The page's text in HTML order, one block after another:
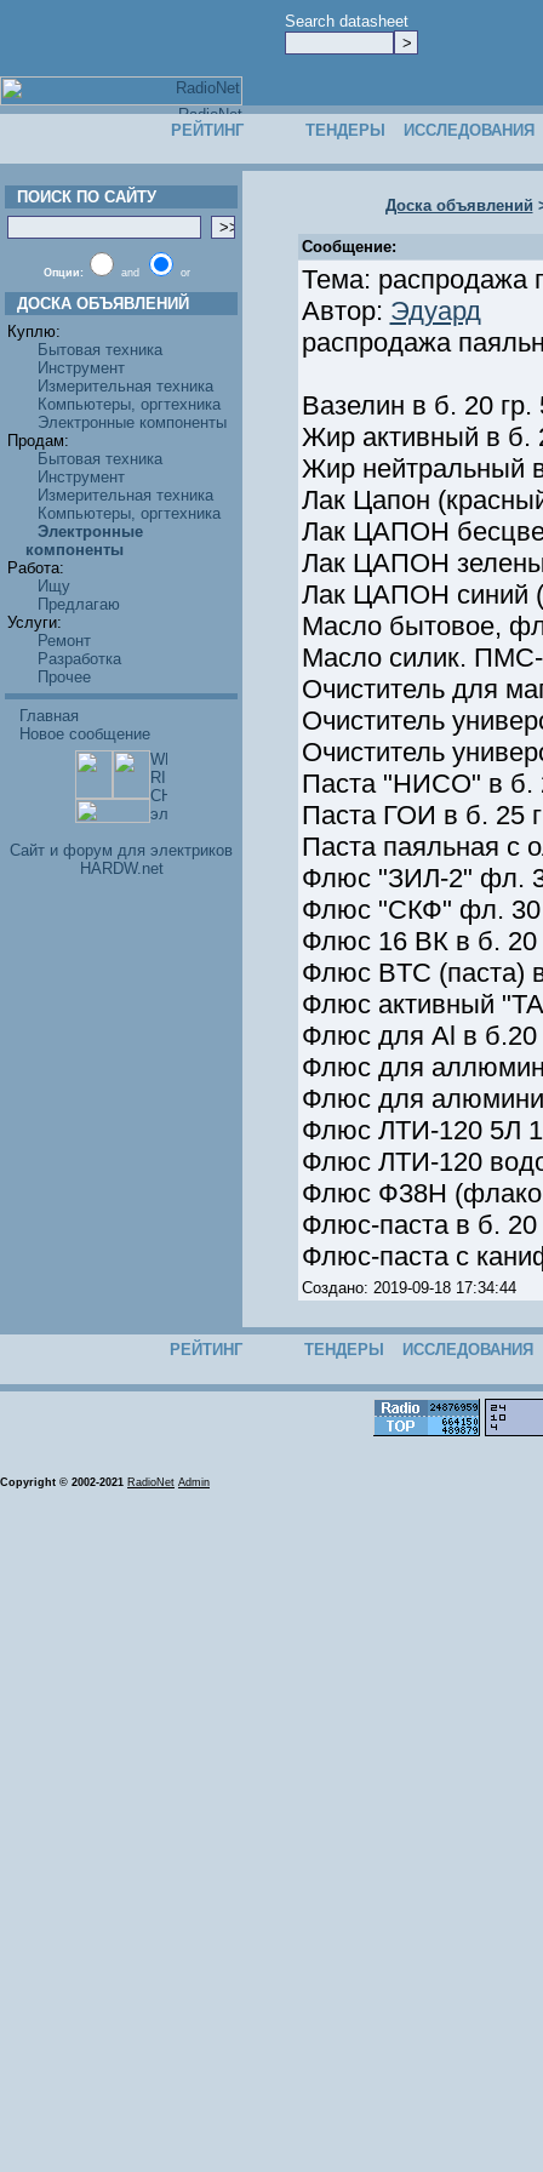
Search datasheet
РЕЙТИНГ ТЕНДЕРЫ ИССЛЕДОВАНИЯ
ПОИСК ПО САЙТУ
Опции: and or
ДОСКА ОБЪЯВЛЕНИЙ
Куплю:
Бытовая техника
Инструмент
Измерительная техника
Компьютеры, оргтехника
Электронные компоненты
Продам:
Бытовая техника
Инструмент
Измерительная техника
Компьютеры, оргтехника
Электронные
компоненты
Работа:
Ищу
Предлагаю
Услуги:
Ремонт
Разработка
Прочее
Главная
Новое сообщение
Cайт и форум для электриков
HARDW.net
Доска объявлений
Сообщение:
Тема: распродажа
Автор: Эдуард
распродажа
Вазелин в б. 20 гр.
Жир активный в б.
Жир нейтральный
Лак Цапон
Лак ЦАПОН
Лак ЦАПОН
Лак ЦАПОН синий
Масло бытовое,
Масло силик.
Очиститель для
Очиститель
Очиститель
Паста "НИСО" в б.
Паста ГОИ в б. 25
Паста паяльная с
Флюс "ЗИЛ-2" фл.
Флюс "СКФ" фл. 30
Флюс 16 ВК в б. 20
Флюс BTC (паста)
Флюс активный
Флюс для Al в б.20
Флюс для
Флюс для
Флюс ЛТИ-120 5Л
Флюс ЛТИ-120
Флюс Ф38Н
Флюс-паста в б. 20
Флюс-паста с
Создано: 2019-09-18 17:34:44
РЕЙТИНГ ТЕНДЕРЫ ИССЛЕДОВАНИЯ
Copyright © 2002-2021 RadioNet Admin